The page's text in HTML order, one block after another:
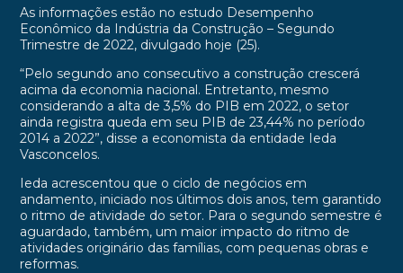
As informações estão no estudo Desempenho
Econômico da Indústria da Construção – Segundo
Trimestre de 2022, divulgado hoje (25).
“Pelo segundo ano consecutivo a construção crescerá
acima da economia nacional. Entretanto, mesmo
considerando a alta de 3,5% do PIB em 2022, o setor
ainda registra queda em seu PIB de 23,44% no período
2014 a 2022”, disse a economista da entidade Ieda
Vasconcelos.
Ieda acrescentou que o ciclo de negócios em
andamento, iniciado nos últimos dois anos, tem garantido
o ritmo de atividade do setor. Para o segundo semestre é
aguardado, também, um maior impacto do ritmo de
atividades originário das famílias, com pequenas obras e
reformas.